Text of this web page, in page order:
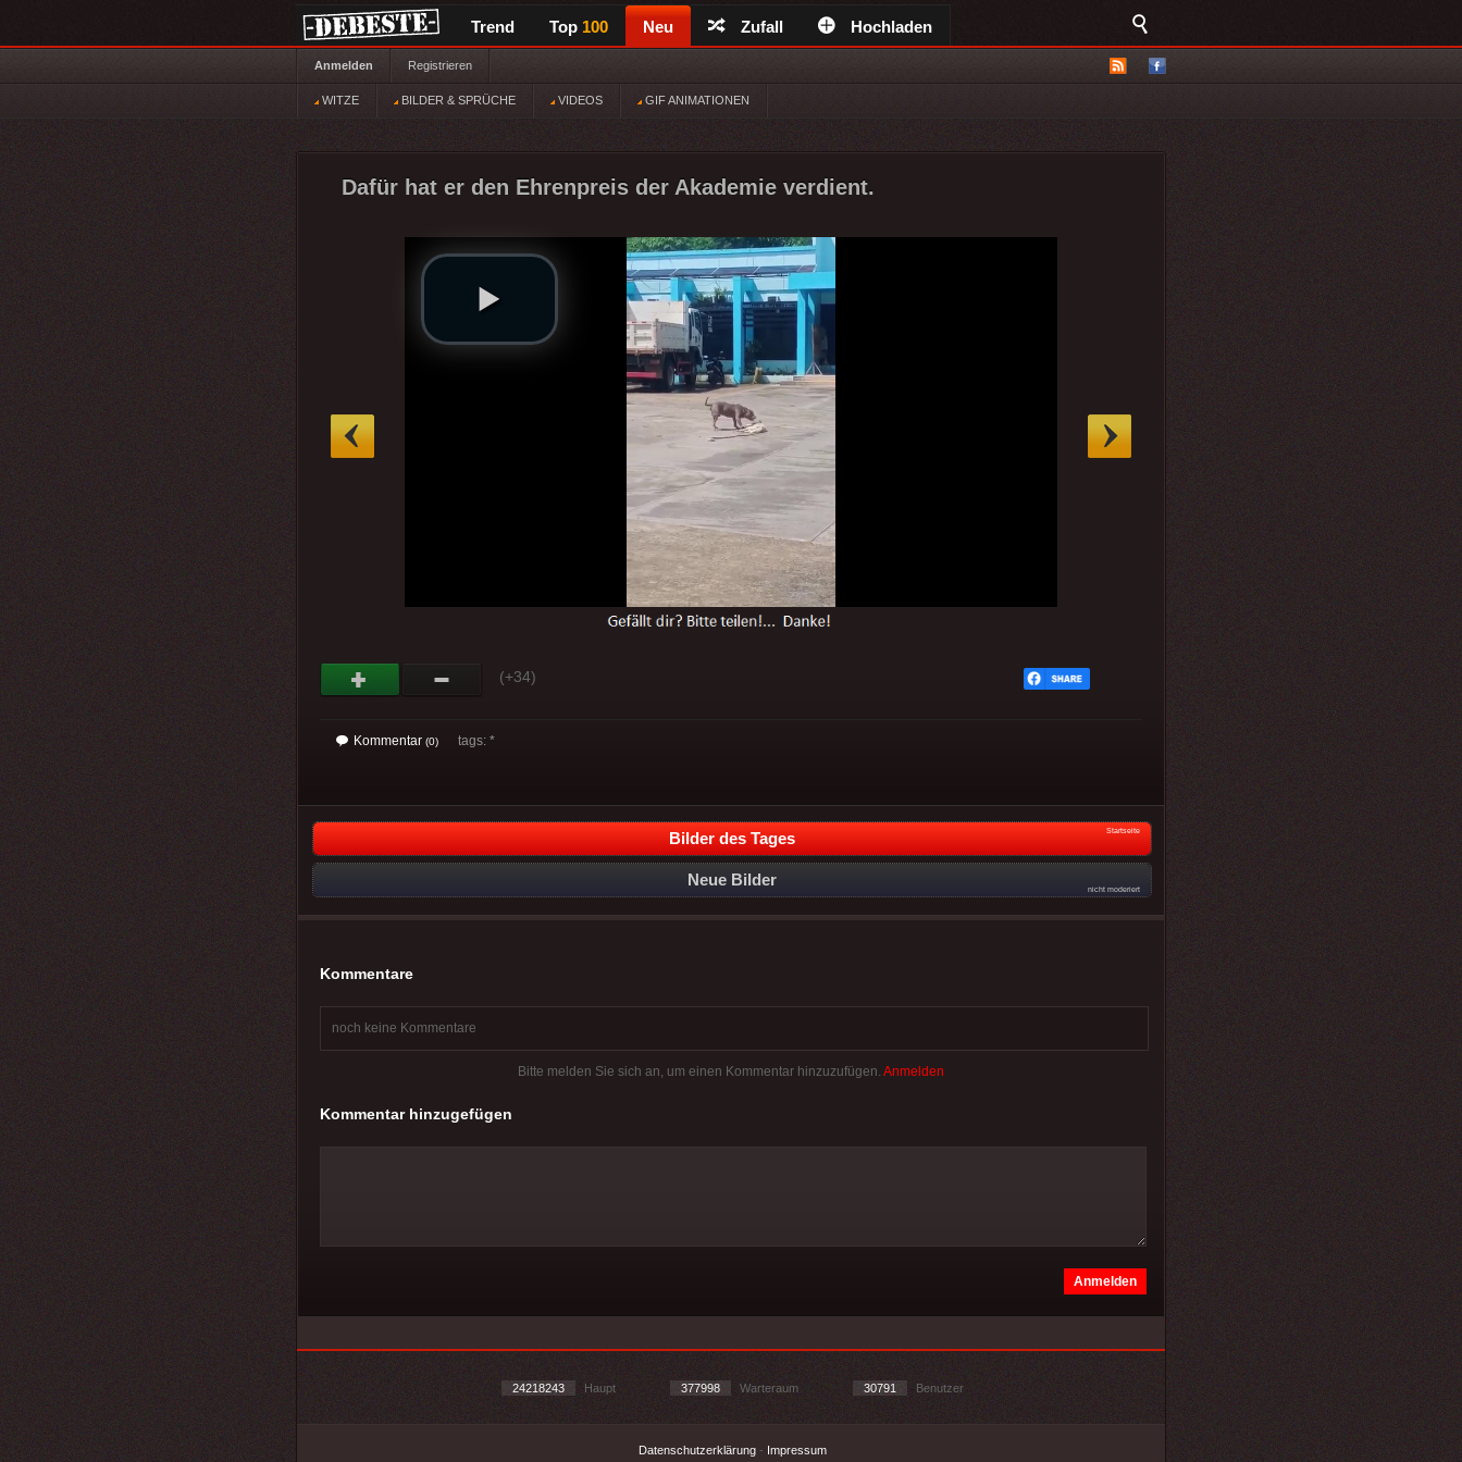
Trend Top 100 Neu Zufall Hochladen
Anmelden Registrieren
WITZE BILDER & SPRÜCHE VIDEOS GIF ANIMATIONEN
Dafür hat er den Ehrenpreis der Akademie verdient.
(+34)
Kommentar (0) tags: *
Bilder des Tages Startseite
Neue Bilder
nicht moderiert
Kommentare
noch keine Kommentare
Bitte melden Sie sich an, um einen Kommentar hinzuzufügen. Anmelden
Kommentar hinzugefügen
24218243 Haupt 377998 Warteraum 30791 Benutzer
Datenschutzerklärung- Impressum